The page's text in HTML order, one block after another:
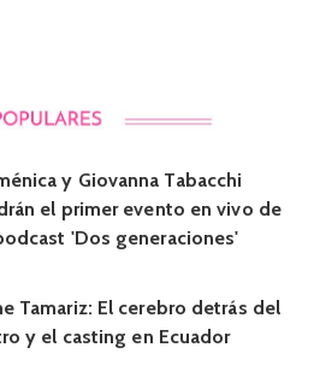
y Giovanna Tabacchi
el primer evento en vivo de
'Dos generaciones'
Tamariz: El cerebro detrás del
y el casting en Ecuador